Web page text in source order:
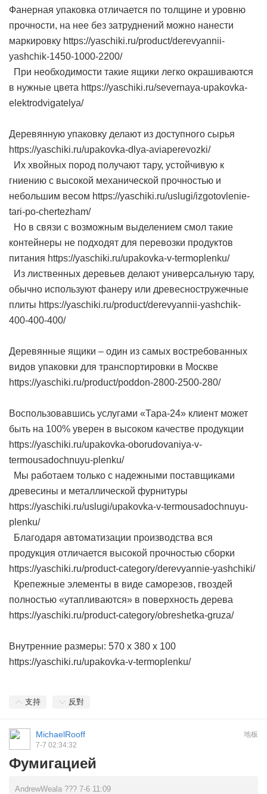
Фанерная упаковка отличается по толщине и уровню
прочности, на нее без затруднений можно нанести
маркировку https://yaschiki.ru/product/derevyannii-
yashchik-1450-1000-2200/
При необходимости такие ящики легко окрашиваются
в нужные цвета https://yaschiki.ru/severnaya-upakovka-
elektrodvigatelya/
Деревянную упаковку делают из доступного сырья
https://yaschiki.ru/upakovka-dlya-aviaperevozki/
Их хвойных пород получают тару, устойчивую к
гниению с высокой механической прочностью и
небольшим весом https://yaschiki.ru/uslugi/izgotovlenie-
tari-po-chertezham/
Но в связи с возможным выделением смол такие
контейнеры не подходят для перевозки продуктов
питания https://yaschiki.ru/upakovka-v-termoplenku/
Из лиственных деревьев делают универсальную тару,
обычно используют фанеру или древесностружечные
плиты https://yaschiki.ru/product/derevyannii-yashchik-
400-400-400/
Деревянные ящики – один из самых востребованных
видов упаковки для транспортировки в Москве
https://yaschiki.ru/product/poddon-2800-2500-280/
Воспользовавшись услугами «Тара-24» клиент может
быть на 100% уверен в высоком качестве продукции
https://yaschiki.ru/upakovka-oborudovaniya-v-
termousadochnuyu-plenku/
Мы работаем только с надежными поставщиками
древесины и металлической фурнитуры
https://yaschiki.ru/uslugi/upakovka-v-termousadochnuyu-
plenku/
Благодаря автоматизации производства вся
продукция отличается высокой прочностью сборки
https://yaschiki.ru/product-category/derevyannie-yashchiki/
Крепежные элементы в виде саморезов, гвоздей
полностью «утапливаются» в поверхность дерева
https://yaschiki.ru/product-category/obreshetka-gruza/
Внутренние размеры: 570 х 380 х 100
https://yaschiki.ru/upakovka-v-termoplenku/
支持 反對
地板
MichaelRooff
7-7 02:34:32
Фумигацией
AndrewWeala ??? 7-6 11:09